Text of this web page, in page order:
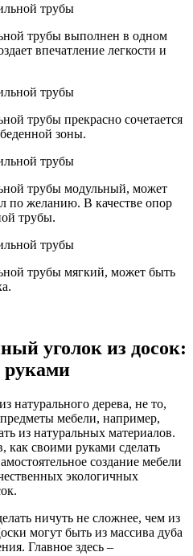
трубы выполнен в одном
впечатление легкости и
трубы прекрасно сочетается
зоны.
трубы модульный, может
по желанию. В качестве опор
трубы.
трубы мягкий, может быть
уголок из досок:
руками
натурального дерева, не то,
мебели, например,
из натуральных материалов.
как своими руками сделать
создание мебели
экологичных
ничуть не сложнее, чем из
могут быть из массива дуба
Главное здесь –